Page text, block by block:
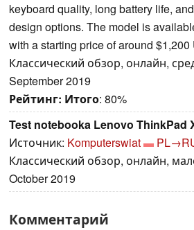
keyboard quality, long battery life,
design options. The model is
with a starting price of around $1,200
Классический обзор, онлайн,
September 2019
Рейтинг: Итого: 80%
Test notebooka Lenovo ThinkPad
Источник: Komputerswiat
Классический обзор, онлайн,
October 2019
Комментарий